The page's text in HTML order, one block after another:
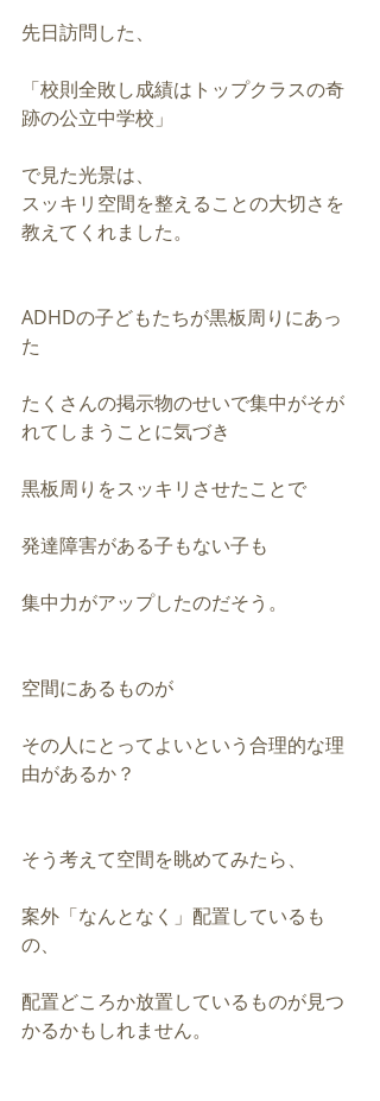
先日訪問した、
「校則全敗し成績はトップクラスの奇
跡の公立中学校」
で見た光景は、
スッキリ空間を整えることの大切さを
教えてくれました。
ADHDの子どもたちが黒板周りにあっ
た
たくさんの掲示物のせいで集中がそが
れてしまうことに気づき
黒板周りをスッキリさせたことで
発達障害がある子もない子も
集中力がアップしたのだそう。
空間にあるものが
その人にとってよいという合理的な理
由があるか？
そう考えて空間を眺めてみたら、
案外「なんとなく」配置しているも
の、
配置どころか放置しているものが見つ
かるかもしれません。